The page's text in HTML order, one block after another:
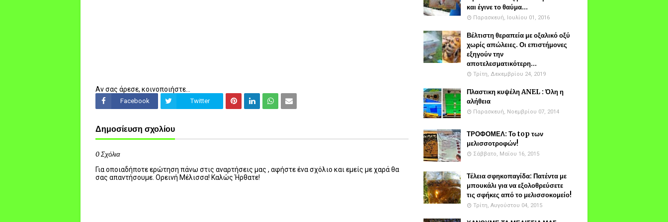
Αν σας άρεσε, κοινοποιήστε...
Facebook Twitter
Δημοσίευση σχολίου
0 Σχόλια
Για οποιαδήποτε ερώτηση πάνω στις αναρτήσεις μας , αφήστε ένα σχόλιο και εμείς με χαρά θα
σας απαντήσουμε. Ορεινή Μέλισσα! Καλώς Ήρθατε!
και έγινε το θαύμα...
Παρασκευή, Ιουλίου 01, 2016
Βέλτιστη θεραπεία με οξαλικό οξύ
χωρίς απώλειες. Οι επιστήμονες
εξηγούν την
αποτελεσματικότερη...
Τρίτη, Δεκεμβρίου 24, 2019
Πλαστικη κυψέλη ANEL : Όλη η
αλήθεια
Παρασκευή, Νοεμβρίου 07, 2014
ΤΡΟΦΟΜΕΛ: Το top των
μελισσοτροφών!
Σάββατο, Μαΐου 16, 2015
Τέλεια σφηκοπαγίδα: Πατέντα με
μπουκάλι για να εξολοθρεύσετε
τις σφήκες από το μελισσοκομείο!
Τρίτη, Αυγούστου 04, 2015